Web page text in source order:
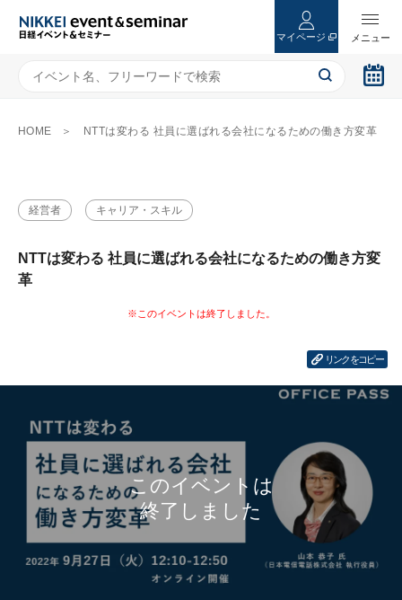
マイページ
HOME NTTは変わる 社員に選ばれる会社になるための働き方変革
経営者 キャリア・スキル
NTTは変わる 社員に選ばれる会社になるための働き方変
革
リンクをコピー